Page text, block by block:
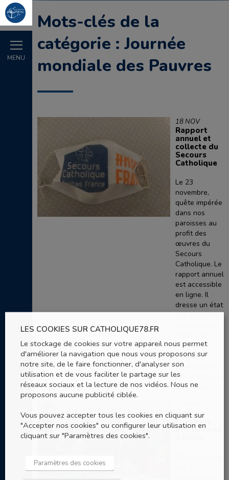
MENU
Mots-clés de la
catégorie : Journée
mondiale des Pauvres
18 NOV
Rapport
annuel et
collecte du
Secours
Catholique
Le 23
novembre,
quête impérée
dans nos
paroisses au
profit des
œuvres du
Secours
Catholique. Le
rapport annuel
est accessible
en ligne. Il
dresse un état
des lieux des
détaille les
solutions
développées
par le Secours
Catholique...
Journée
mondiale
des pauvres
LES COOKIES SUR CATHOLIQUE78.FR
Le stockage de cookies sur votre appareil nous permet
d'améliorer la navigation que nous vous proposons sur
notre site, de le faire fonctionner, d'analyser son
utilisation et de vous faciliter le partage sur les
réseaux sociaux et la lecture de nos vidéos. Nous ne
proposons aucune publicité ciblée.
Vous pouvez accepter tous les cookies en cliquant sur
"Accepter nos cookies" ou configurer leur utilisation en
cliquant sur "Paramètres des cookies".
Paramètres des cookies